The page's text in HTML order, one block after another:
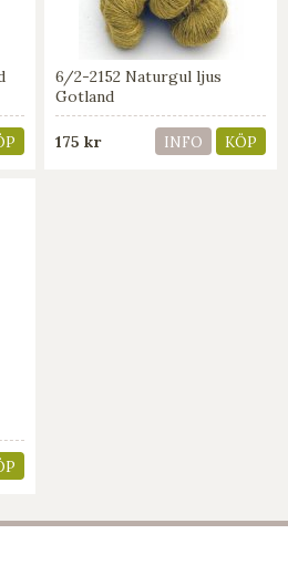
6/2-2152 Naturgul ljus
Gotland
175 kr INFO KÖP